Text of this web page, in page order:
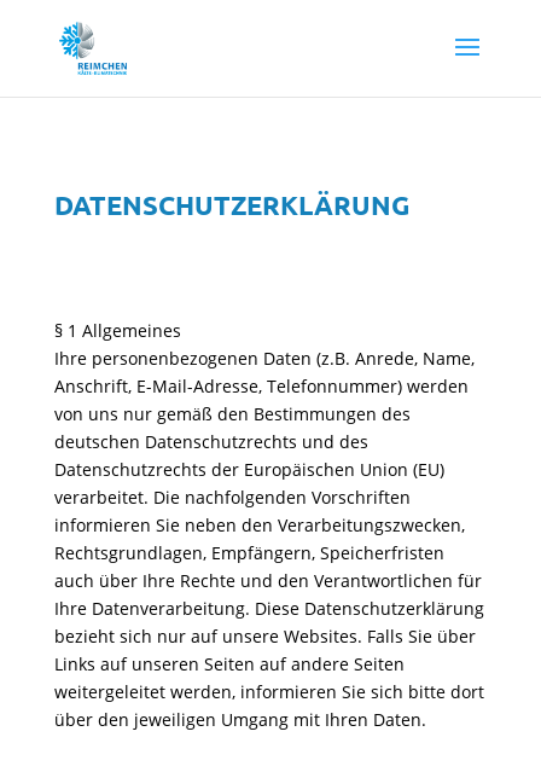
DATENSCHUTZERKLÄRUNG
§ 1 Allgemeines
Ihre personenbezogenen Daten (z.B. Anrede, Name,
Anschrift, E-Mail-Adresse, Telefonnummer) werden
von uns nur gemäß den Bestimmungen des
deutschen Datenschutzrechts und des
Datenschutzrechts der Europäischen Union (EU)
verarbeitet. Die nachfolgenden Vorschriften
informieren Sie neben den Verarbeitungszwecken,
Rechtsgrundlagen, Empfängern, Speicherfristen
auch über Ihre Rechte und den Verantwortlichen für
Ihre Datenverarbeitung. Diese Datenschutzerklärung
bezieht sich nur auf unsere Websites. Falls Sie über
Links auf unseren Seiten auf andere Seiten
weitergeleitet werden, informieren Sie sich bitte dort
über den jeweiligen Umgang mit Ihren Daten.